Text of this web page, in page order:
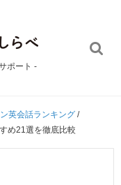
ポート -

英会話ランキング /
め21選を徹底比較